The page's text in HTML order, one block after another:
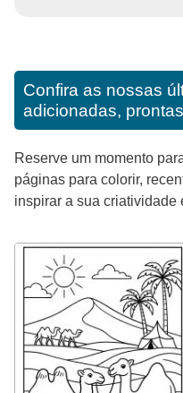
Confira as nossas
adicionadas,
Reserve um momento
páginas para colorir,
inspirar a sua criatividade